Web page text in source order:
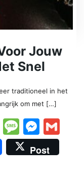
Jouw
Snel
traditioneel in het
om met […]
Telegram
Post